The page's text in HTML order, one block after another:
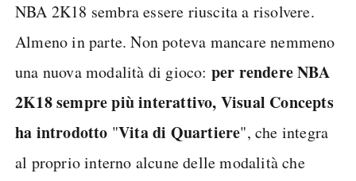
NBA 2K18 sembra essere riuscita a risolvere.
Almeno in parte. Non poteva mancare nemmeno
una nuova modalità di gioco: per rendere NBA
2K18 sempre più interattivo, Visual Concepts
ha introdotto "Vita di Quartiere", che integra
al proprio interno alcune delle modalità che